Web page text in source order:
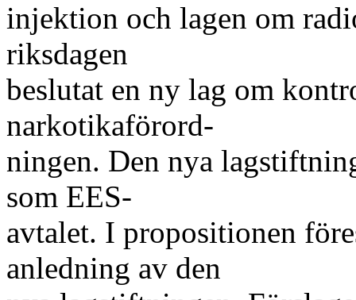
injektion och lagen om
riksdagen
beslutat en ny lag om
narkotikaförord-
ningen. Den nya
som EES-
avtalet. I propositionen
anledning av den